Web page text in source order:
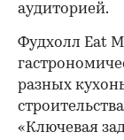
аудиторией.
Фудхолл Eat
разных
«Ключевая